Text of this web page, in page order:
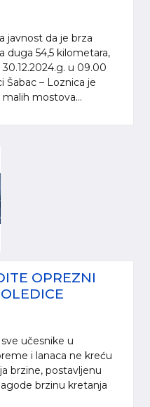
javnost da je brza
duga 54,5 kilometara,
u 09.00
Šabac – Loznica je
mostova...
OPREZNI
učesnike u
i lanaca ne kreću
brzine, postavljenu
brzinu kretanja